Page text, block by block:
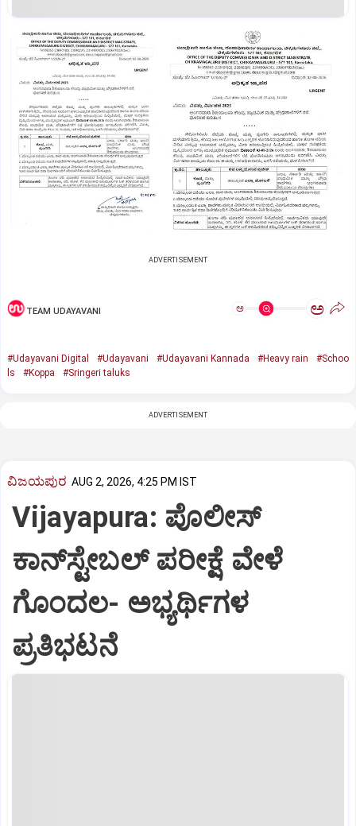
ADVERTISEMENT
TEAM UDAYAVANI ಅ ಅ
#Udayavani Digital #Udayavani #Udayavani Kannada #Heavy rain
#Schoo
ls
#Koppa #Sringeri taluks
ADVERTISEMENT
ವಿಜಯಪುರ AUG 2, 2026, 4:25 PM IST
Vijayapura: ಪೊಲೀಸ್
ಕಾನ್‌ಸ್ಟೇಬಲ್ ಪರೀಕ್ಷೆ ವೇಳೆ
ಗೊಂದಲ- ಅಭ್ಯರ್ಥಿಗಳ‌‌
ಪ್ರತಿಭಟನೆ